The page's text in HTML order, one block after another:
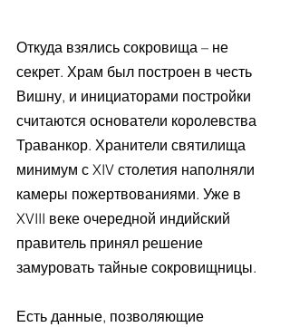
Откуда взялись сокровища – не
секрет. Храм был построен в честь
Вишну, и инициаторами постройки
считаются основатели королевства
Траванкор. Хранители святилища
минимум с XIV столетия наполняли
камеры пожертвованиями. Уже в
XVIII веке очередной индийский
правитель принял решение
замуровать тайные сокровищницы.
Есть данные, позволяющие